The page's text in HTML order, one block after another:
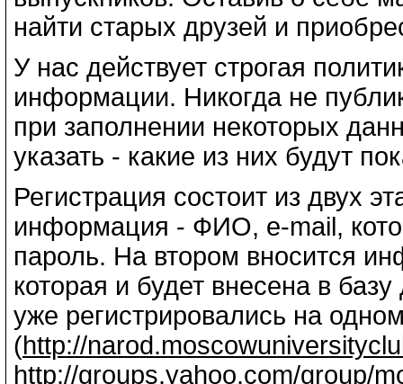
найти старых друзей и
У нас действует строгая
информации. Никогда не
при заполнении некоторых
указать - какие из них будут
Регистрация состоит из двух
информация - ФИО, e-mail,
пароль. На втором вносится
которая и будет внесена в
уже регистрировались на
(http://
http://groups.yahoo.com/group/